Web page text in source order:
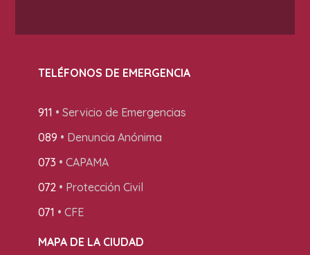
TELÉFONOS DE EMERGENCIA
911 • Servicio de Emergencias
089 • Denuncia Anónima
073 • CAPAMA
072• Protección Civil
071 • CFE
MAPA DE LA CIUDAD